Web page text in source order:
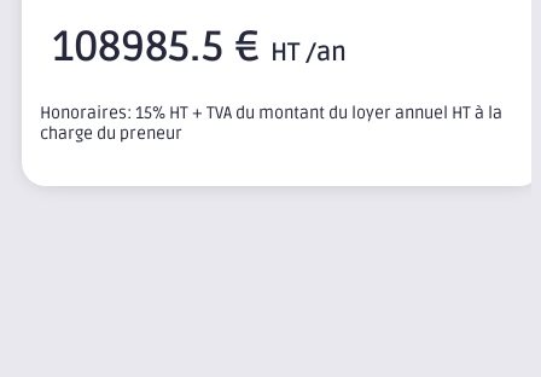
108985.5 € HT /an
Honoraires: 15% HT + TVA du montant du loyer annuel HT à la
charge du preneur